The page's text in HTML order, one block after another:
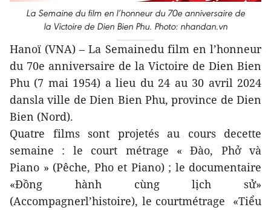
La Semaine du film en l’honneur du 70e anniversaire de
la Victoire de Dien Bien Phu. Photo: nhandan.vn
Hanoï (VNA) – La Semainedu film en l’honneur
du 70e anniversaire de la Victoire de Dien Bien
Phu (7 mai 1954) a lieu du 24 au 30 avril 2024
dansla ville de Dien Bien Phu, province de Dien
Bien (Nord).
Quatre films sont projetés au cours decette
semaine : le court métrage « Đào, Phở và
Piano » (Pêche, Pho et Piano) ; le documentaire
«Đồng hành cùng lịch sử»
(Accompagnerl’histoire), le courtmétrage «Tiểu